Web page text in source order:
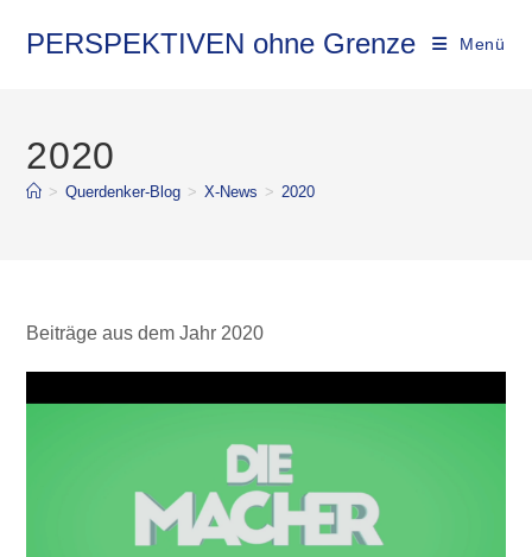
InhaltPERSPEKTIVEN ohne Grenze Menü
2020
> Querdenker-Blog > X-News > 2020
Beiträge aus dem Jahr 2020